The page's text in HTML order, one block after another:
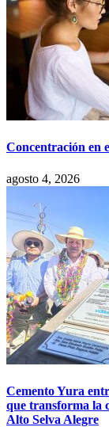
Concentración en
agosto 4, 2026
Cemento Yura
que transforma la
Alto Selva Alegre